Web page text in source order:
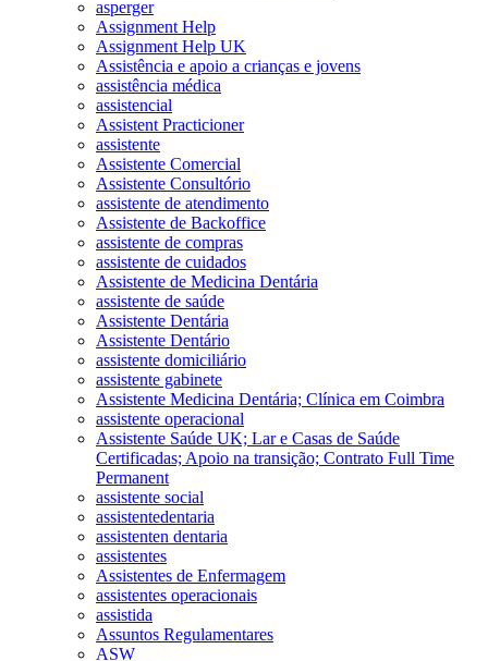
asperger
Assignment Help
Assignment Help UK
Assistência e apoio a crianças e jovens
assistência médica
assistencial
Assistent Practicioner
assistente
Assistente Comercial
Assistente Consultório
assistente de atendimento
Assistente de Backoffice
assistente de compras
assistente de cuidados
Assistente de Medicina Dentária
assistente de saúde
Assistente Dentária
Assistente Dentário
assistente domiciliário
assistente gabinete
Assistente Medicina Dentária; Clínica em Coimbra
assistente operacional
Assistente Saúde UK; Lar e Casas de Saúde
Certificadas; Apoio na transição; Contrato Full Time
Permanent
assistente social
assistentedentaria
assistenten dentaria
assistentes
Assistentes de Enfermagem
assistentes operacionais
assistida
Assuntos Regulamentares
ASW